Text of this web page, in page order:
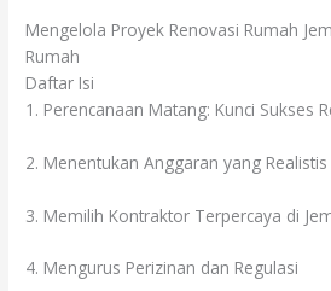
Mengelola Proyek Renovasi Rumah
Rumah
Daftar Isi
1. Perencanaan Matang: Kunci Sukses
2. Menentukan Anggaran yang Realistis
3. Memilih Kontraktor Terpercaya di
4. Mengurus Perizinan dan Regulasi